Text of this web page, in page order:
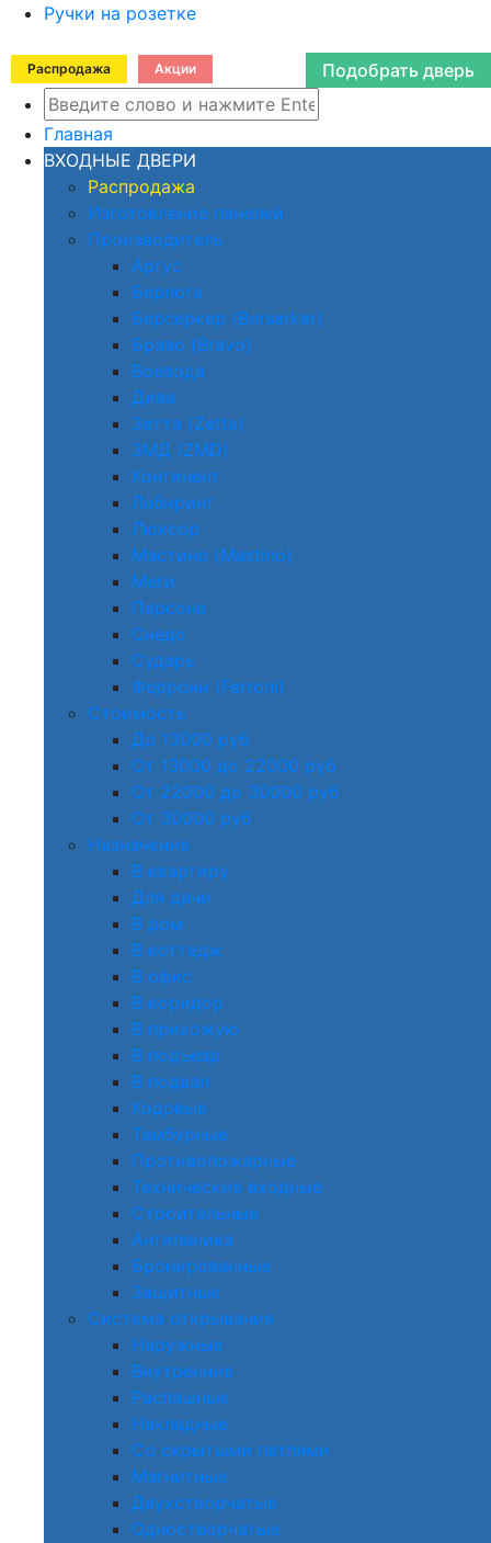
Ручки на розетке
Распродажа Акции Подобрать дверь
Главная
ВХОДНЫЕ ДВЕРИ
Распродажа
Изготовление панелей
Производитель
Аргус
Берлога
Берсеркер (Berserker)
Браво (Bravo)
Воевода
Дива
Зетта (Zetta)
ЗМД (ZMD)
Континент
Лабиринт
Люксор
Мастино (Mastino)
Меги
Персона
Снедо
Сударь
Феррони (Ferroni)
Стоимость
До 13000 руб
От 13000 до 22000 руб
От 22000 до 30000 руб
От 30000 руб
Назначение
В квартиру
Для дачи
В дом
В коттедж
В офис
В коридор
В прихожую
В подъезд
В подвал
Кодовые
Тамбурные
Противопожарные
Технические входные
Строительные
Антипаника
Бронированные
Защитные
Система открывания
Наружные
Внутренние
Распашные
Накладные
Со скрытыми петлями
Магнитные
Двухстворчатые
Одностворчатые